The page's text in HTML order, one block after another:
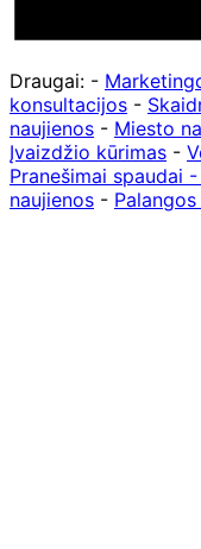
Draugai: -
konsultacijos -
naujienos - Miesto
Įvaizdžio kūrimas -
Pranešimai spaudai -
naujienos -